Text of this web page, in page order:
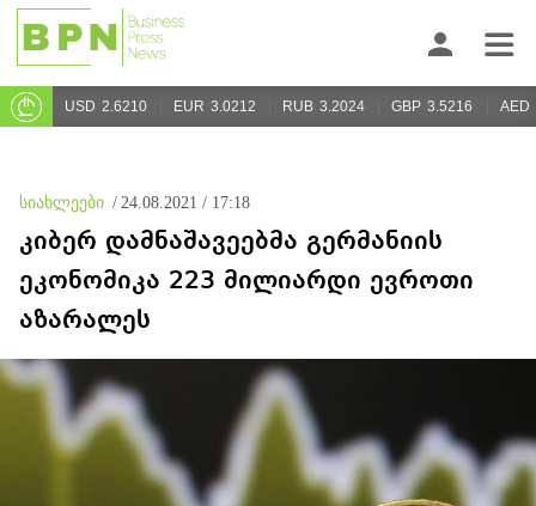
USD 2.6210 EUR 3.0212 RUB 3.2024 GBP 3.5216 AED
სიახლეები / 24.08.2021 / 17:18
კიბერ დამნაშავეებმა გერმანიის
ეკონომიკა 223 მილიარდი ევროთი
აზარალეს